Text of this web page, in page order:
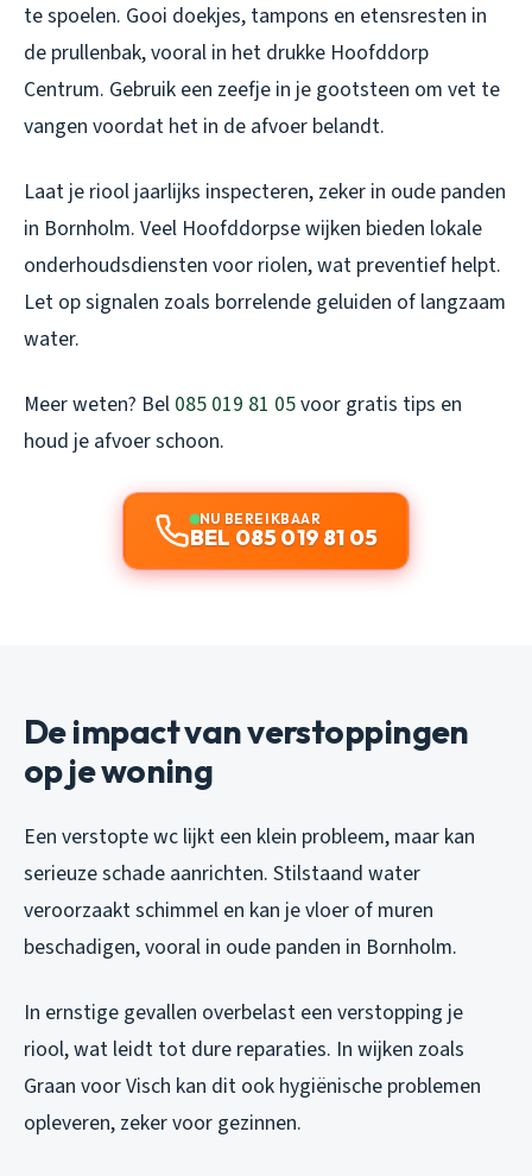
te spoelen. Gooi doekjes, tampons en etensresten in
de prullenbak, vooral in het drukke Hoofddorp
Centrum. Gebruik een zeefje in je gootsteen om vet te
vangen voordat het in de afvoer belandt.
Laat je riool jaarlijks inspecteren, zeker in oude panden
in Bornholm. Veel Hoofddorpse wijken bieden lokale
onderhoudsdiensten voor riolen, wat preventief helpt.
Let op signalen zoals borrelende geluiden of langzaam
water.
Meer weten? Bel 085 019 81 05voor gratis tips en
houd je afvoer schoon.
NU BEREIKBAAR
BEL 085 019 81 05
De impact van verstoppingen
op je woning
Een verstopte wc lijkt een klein probleem, maar kan
serieuze schade aanrichten. Stilstaand water
veroorzaakt schimmel en kan je vloer of muren
beschadigen, vooral in oude panden in Bornholm.
In ernstige gevallen overbelast een verstopping je
riool, wat leidt tot dure reparaties. In wijken zoals
Graan voor Visch kan dit ook hygiënische problemen
opleveren, zeker voor gezinnen.